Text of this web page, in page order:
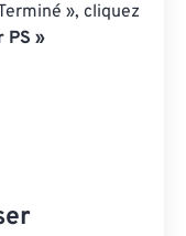
», cliquez
PS »